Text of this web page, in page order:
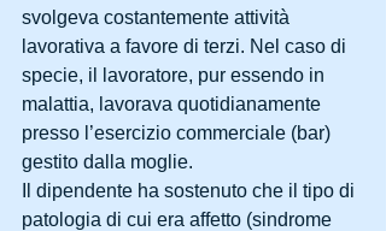
svolgeva costantemente attività
lavorativa a favore di terzi. Nel caso di
specie, il lavoratore, pur essendo in
malattia, lavorava quotidianamente
presso l’esercizio commerciale (bar)
gestito dalla moglie.
Il dipendente ha sostenuto che il tipo di
patologia di cui era affetto (sindrome